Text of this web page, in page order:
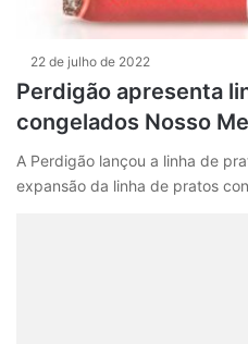
22 de julho de 2022
Perdigão apresenta
congelados Nosso
A Perdigão lançou a linha de
expansão da linha de pratos